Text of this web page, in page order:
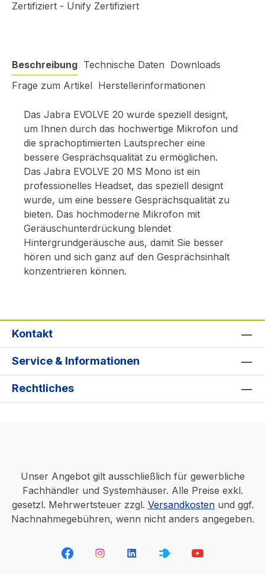
Zertifiziert - Unify Zertifiziert
Beschreibung Technische Daten Downloads
Frage zum Artikel Herstellerinformationen
Das Jabra EVOLVE 20 wurde speziell designt,
um Ihnen durch das hochwertige Mikrofon und
die sprachoptimierten Lautsprecher eine
bessere Gesprächsqualität zu ermöglichen.
Das Jabra EVOLVE 20 MS Mono ist ein
professionelles Headset, das speziell designt
wurde, um eine bessere Gesprächsqualität zu
bieten. Das hochmoderne Mikrofon mit
Geräuschunterdrückung blendet
Hintergrundgeräusche aus, damit Sie besser
hören und sich ganz auf den Gesprächsinhalt
konzentrieren können.
Kontakt
Service & Informationen
Rechtliches
Unser Angebot gilt ausschließlich für gewerbliche
Fachhändler und Systemhäuser. Alle Preise exkl.
gesetzl. Mehrwertsteuer zzgl. Versandkostenund ggf.
Nachnahmegebühren, wenn nicht anders angegeben.